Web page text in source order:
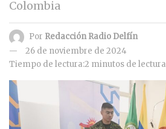
Colombia
Por Redacción Radio Delfín
26 de noviembre de 2024
Tiempo de lectura:2 minutos de lectura